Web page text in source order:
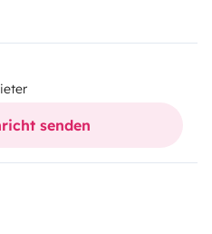
restauriert, wobei
erhalten und gleichzeitig
optimiert wird.
technische
Sie Ihre Reise sicher,
unserer Werkstatt in
senden